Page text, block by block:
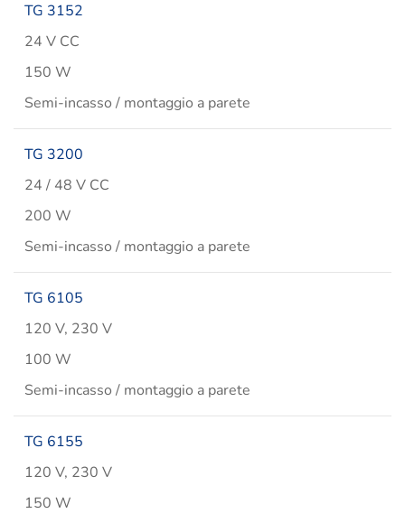
TG 3152
24 V CC
150 W
Semi-incasso / montaggio a parete
TG 3200
24 / 48 V CC
200 W
Semi-incasso / montaggio a parete
TG 6105
120 V, 230 V
100 W
Semi-incasso / montaggio a parete
TG 6155
120 V, 230 V
150 W